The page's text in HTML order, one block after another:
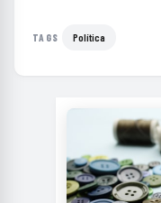
TAGS Política